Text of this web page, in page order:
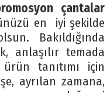
çantalar
en iyi şekilde
Bakıldığında
anlaşılır temada
tanıtımı için
ayrılan zamana,